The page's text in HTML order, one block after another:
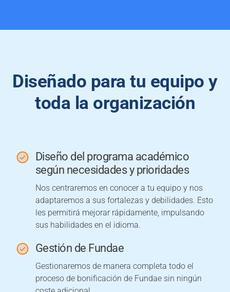
Diseñado para tu equipo y
toda la organización
Diseño del programa académico
según necesidades y prioridades
Nos centraremos en conocer a tu equipo y nos
adaptaremos a sus fortalezas y debilidades. Esto
les permitirá mejorar rápidamente, impulsando
sus habilidades en el idioma.
Gestión de Fundae
Gestionaremos de manera completa todo el
proceso de bonificación de Fundae sin ningún